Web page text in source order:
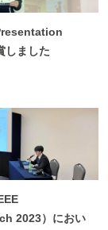
しました
2023）におい